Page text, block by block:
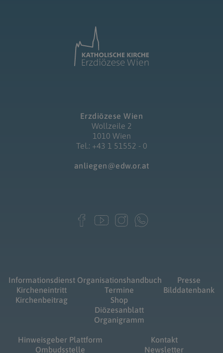
Erzdiözese Wien
Wollzeile 2
1010 Wien
Tel.: +43 1 51552 - 0
anliegen@edw.or.at
Informationsdienst
Kircheneintritt
Kirchenbeitrag
Organisationshandbuch
Termine
Shop
Diözesanblatt
Organigramm
Presse
Bilddatenbank
Hinweisgeber Plattform
Ombudsstelle
Kontakt
Newsletter